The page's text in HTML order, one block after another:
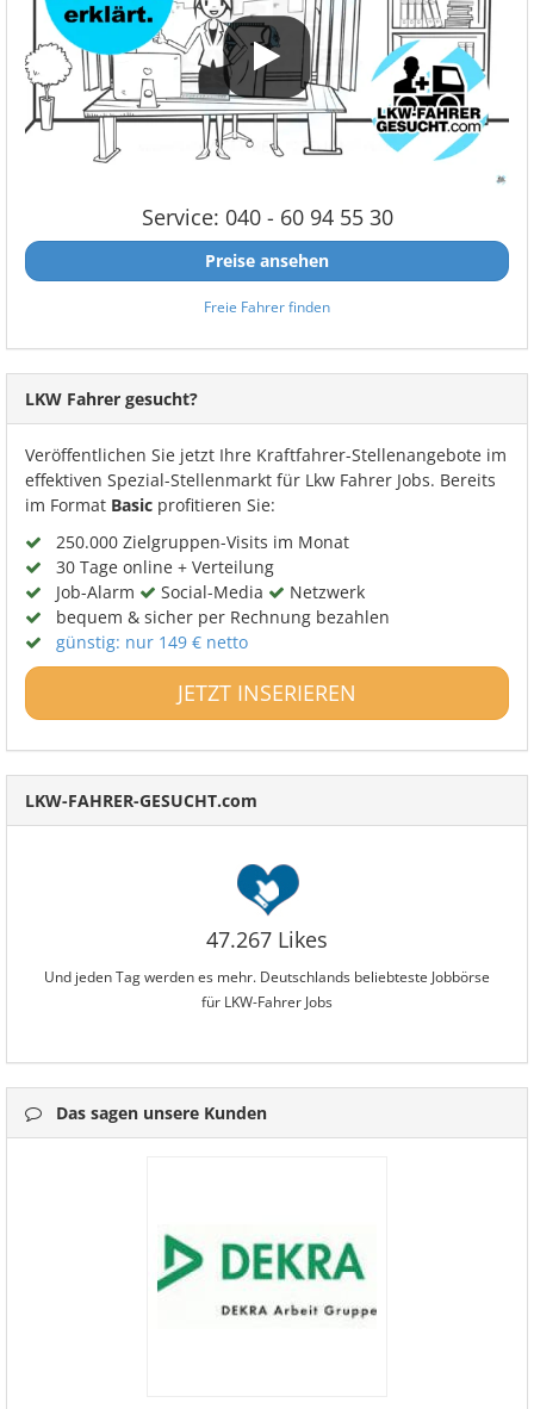
Service: 040 - 60 94 55 30
Preise ansehen
Freie Fahrer finden
LKW Fahrer gesucht?
Veröffentlichen Sie jetzt Ihre Kraftfahrer-Stellenangebote im
effektiven Spezial-Stellenmarkt für Lkw Fahrer Jobs. Bereits
im Format Basic profitieren Sie:
250.000 Zielgruppen-Visits im Monat
30 Tage online + Verteilung
Job-Alarm
Social-Media
Netzwerk
bequem & sicher per Rechnung bezahlen
günstig: nur 149 € netto
JETZT INSERIEREN
LKW-FAHRER-GESUCHT.com
47.267 Likes
Und jeden Tag werden es mehr. Deutschlands beliebteste Jobbörse
für LKW-Fahrer Jobs
Das sagen unsere Kunden